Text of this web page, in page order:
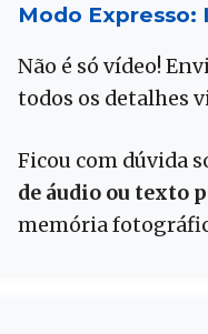
Modo Expresso:
Não é só vídeo!
todos os detalhes
Ficou com dúvida
de áudio ou texto
memória